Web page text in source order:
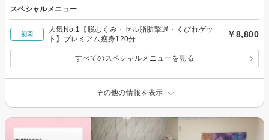
スペシャルメニュー
初回
人気No.1【脱むくみ・セル脂肪撃退・くびれゲッ
ト】プレミアム瘦身120分
￥8,800
すべてのスペシャルメニューを見る
その他の情報を表示